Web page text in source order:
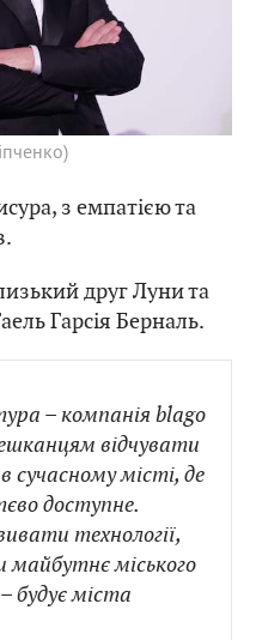
з емпатією та
друг Луни та
Гарсія Берналь.
– компанія blago
відчувати
сучасному місті, де
доступне.
технології,
майбутнє міського
будує міста